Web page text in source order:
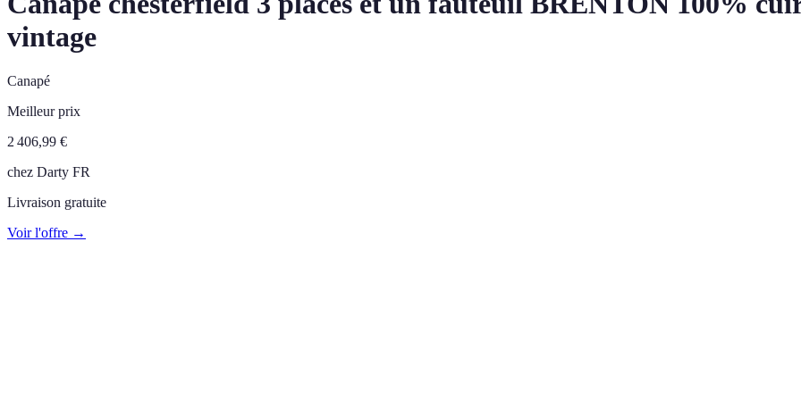
vintage
Canapé
Meilleur prix
2 406,99 €
chez Darty FR
Livraison gratuite
Voir l'offre →